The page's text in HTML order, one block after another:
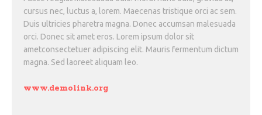
cursus nec, luctus a, lorem. Maecenas tristique orci ac sem.
Duis ultricies pharetra magna. Donec accumsan malesuada
orci. Donec sit amet eros. Lorem ipsum dolor sit
ametconsectetuer adipiscing elit. Mauris fermentum dictum
magna. Sed laoreet aliquam leo.
www.demolink.org